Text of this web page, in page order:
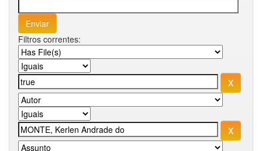
Filtros correntes: